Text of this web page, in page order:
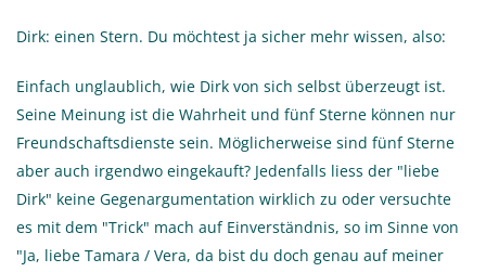
Dirk: einen Stern. Du möchtest ja sicher mehr wissen, also:
Einfach unglaublich, wie Dirk von sich selbst überzeugt ist.
Seine Meinung ist die Wahrheit und fünf Sterne können nur
Freundschaftsdienste sein. Möglicherweise sind fünf Sterne
aber auch irgendwo eingekauft? Jedenfalls liess der "liebe
Dirk" keine Gegenargumentation wirklich zu oder versuchte
es mit dem "Trick" mach auf Einverständnis, so im Sinne von
"Ja, liebe Tamara / Vera, da bist du doch genau auf meiner